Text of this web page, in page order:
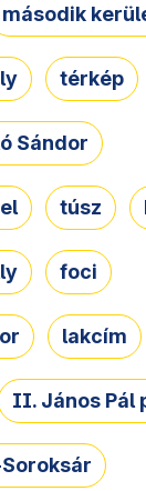
második
térkép
Sándor
túsz
foci
lakcím
II. János Pál